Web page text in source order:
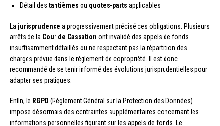
Détail des tantièmes ou quotes-parts applicables
La jurisprudence a progressivement précisé ces obligations. Plusieurs
arrêts de la Cour de Cassation ont invalidé des appels de fonds
insuffisamment détaillés ou ne respectant pas la répartition des
charges prévue dans le règlement de copropriété. Il est donc
recommandé de se tenir informé des évolutions jurisprudentielles pour
adapter ses pratiques.
Enfin, le RGPD (Règlement Général sur la Protection des Données)
impose désormais des contraintes supplémentaires concernant les
informations personnelles figurant sur les appels de fonds. Le